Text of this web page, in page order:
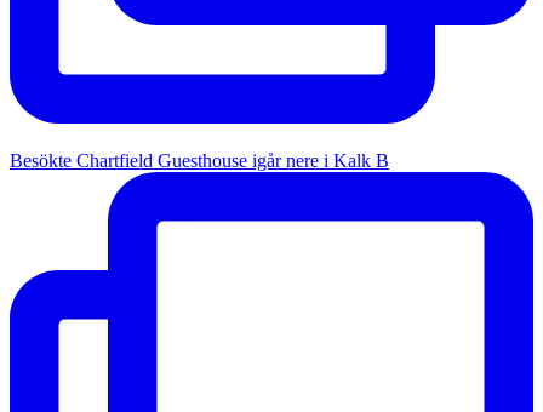
Besökte Chartfield Guesthouse igår nere i Kalk B